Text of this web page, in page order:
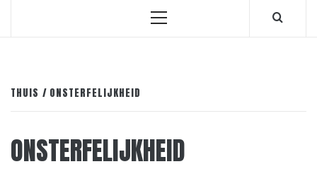
Primair
THUIS ONSTERFELIJKHEID
ONSTERFELIJKHEID